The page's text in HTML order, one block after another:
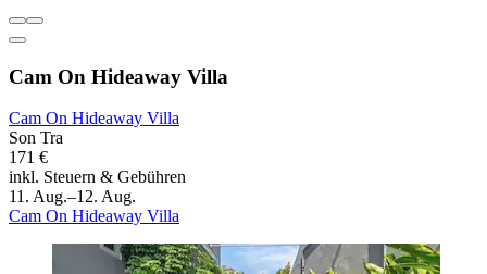
Cam On Hideaway Villa
Cam On Hideaway Villa
Son Tra
171 €
inkl. Steuern & Gebühren
11. Aug.–12. Aug.
Cam On Hideaway Villa